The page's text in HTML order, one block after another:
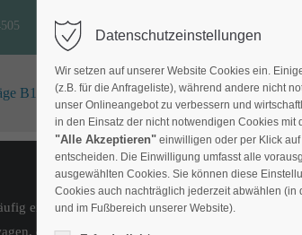
info(at)crecondeko.de
B1 Stoffe B1 Hotel-Ausstattung
ein hohes Gewicht und sind schwer
die bei der Verlegung, bei der
Datenschutzeinstellungen
Wir setzen auf unserer Website Cookies ein.
(z.B. für die Anfrageliste), während andere nicht
unser Onlineangebot zu verbessern und
in den Einsatz der nicht notwendigen Cookies mit
"Alle Akzeptieren"einwilligen oder per Klick auf
entscheiden. Die Einwilligung umfasst alle
ausgewählten Cookies. Sie können diese
Cookies auch nachträglich jederzeit abwählen (in
und im Fußbereich unserer Website).